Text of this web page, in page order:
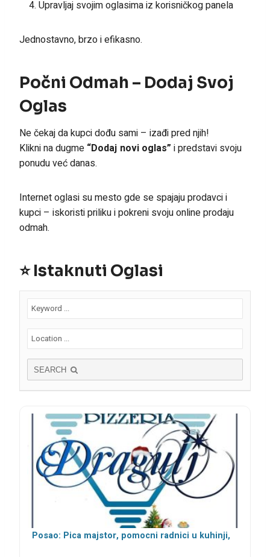
Upravljaj svojim oglasima iz korisničkog panela
Jednostavno, brzo i efikasno.
Počni Odmah – Dodaj Svoj
Oglas
Ne čekaj da kupci dođu sami – izađi pred njih!
Klikni na dugme “Dodaj novi oglas” i predstavi svoju
ponudu već danas.
Internet oglasi su mesto gde se spajaju prodavci i
kupci – iskoristi priliku i pokreni svoju online prodaju
odmah.
⭐ Istaknuti Oglasi
SEARCH
Posao: Pica majstor, pomocni radnici u kuhinji,